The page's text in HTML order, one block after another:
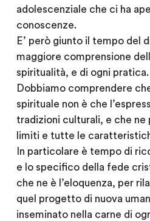
adolescenziale che ci ha
conoscenze.
E’ però giunto il tempo del
maggiore comprensione
spiritualità, e di ogni pratica.
Dobbiamo comprendere
spirituale non è che
tradizioni culturali, e che
limiti e tutte le
In particolare è tempo di
e lo specifico della fede
che ne è l’eloquenza, per
quel progetto di nuova
inseminato nella carne di